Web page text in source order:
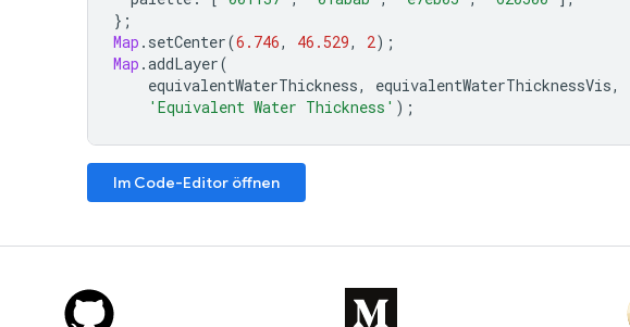
};
Map . setCenter(6.746, 46.529, 2);
Map .addLayer(
equivalentWaterThickness, equivalentWaterThicknessVis,
'Equivalent Water Thickness' );
Im Code-Editor öffnen